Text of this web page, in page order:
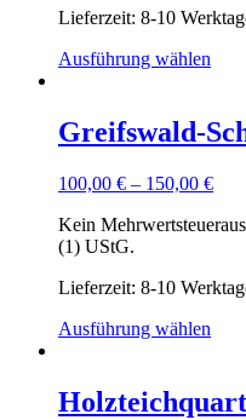
Lieferzeit: 8-10
Ausführung wählen
Greifswald-
100,00 € – 150,00 €
Kein
(1) UStG.
Lieferzeit: 8-10
Ausführung wählen